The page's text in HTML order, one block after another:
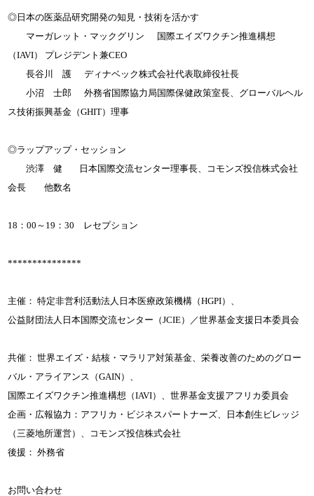
◎日本の医薬品研究開発の知見・技術を活かす
マーガレット・マックグリン 国際エイズワクチン推進構想
（IAVI） プレジデント兼CEO
長谷川 護 ディナベック株式会社代表取締役社長
小沼 士郎 外務省国際協力局国際保健政策室長、グローバルヘル
ス技術振興基金（GHIT）理事
◎ラップアップ・セッション
渋澤 健 日本国際交流センター理事長、コモンズ投信株式会社
会長 他数名
18：00～19：30 レセプション
***************
主催： 特定非営利活動法人日本医療政策機構（HGPI）、
公益財団法人日本国際交流センター（JCIE）／世界基金支援日本委員会
共催： 世界エイズ・結核・マラリア対策基金、栄養改善のためのグロー
バル・アライアンス（GAIN）、
国際エイズワクチン推進構想（IAVI）、世界基金支援アフリカ委員会
企画・広報協力：アフリカ・ビジネスパートナーズ、日本創生ビレッジ
（三菱地所運営）、コモンズ投信株式会社
後援： 外務省
お問い合わせ